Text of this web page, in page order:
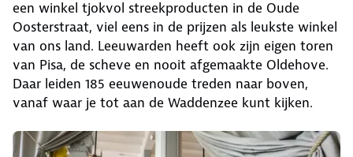
een winkel tjokvol streekproducten in de Oude
Oosterstraat, viel eens in de prijzen als leukste winkel
van ons land. Leeuwarden heeft ook zijn eigen toren
van Pisa, de scheve en nooit afgemaakte Oldehove.
Daar leiden 185 eeuwenoude treden naar boven,
vanaf waar je tot aan de Waddenzee kunt kijken.